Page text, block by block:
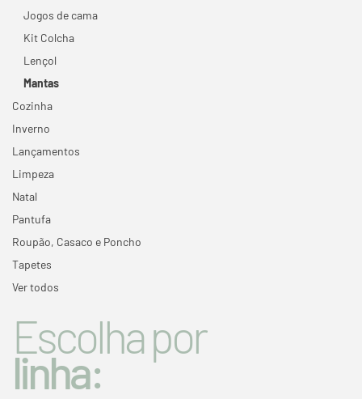
Jogos de cama
Kit Colcha
Lençol
Mantas
Cozinha
Inverno
Lançamentos
Limpeza
Natal
Pantufa
Roupão, Casaco e Poncho
Tapetes
Ver todos
Escolha por
linha: